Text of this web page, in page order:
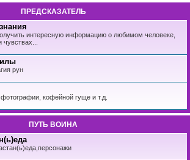
ПРЕДСКАЗАТЕЛЬ
интересную информацию о любимом человеке,
рун
кофейной гуще и т.д.
ПУТЬ ВОИНА